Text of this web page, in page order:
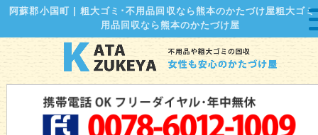
阿蘇郡小国町 | 粗大ゴミ･不用品回収なら熊本のかたづけ屋粗大ゴミ
用品回収なら熊本のかたづけ屋